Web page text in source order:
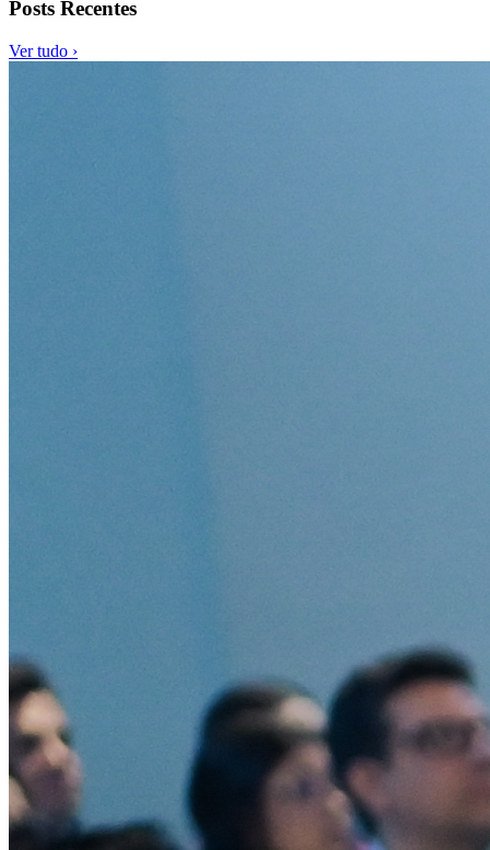
Posts Recentes
Ver tudo ›